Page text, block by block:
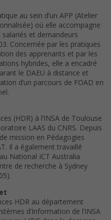
au sein d’un APP (Atelier
où elle accompagne
et demandeurs
Concernée par les pratiques
des apprenants et par les
hybrides, elle a encadré
le DAEU à distance et
d’un parcours de FOAD en
(HDR) à l’INSA de Toulouse
LAAS du CNRS. Depuis
mission en Pédagogies
Il a également travaillé
National ICT Australia
de recherche à Sydney
HDR au département
d’Information de l’INSA